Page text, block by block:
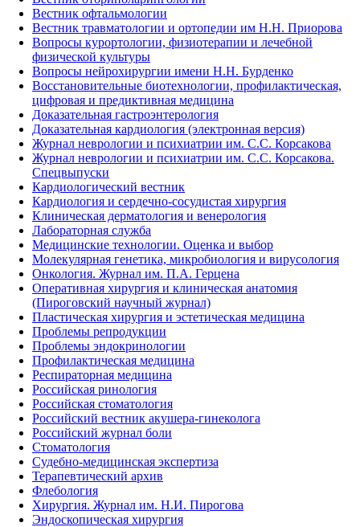
Вестник офтальмологии
Вестник травматологии и ортопедии им Н.Н. Приорова
Вопросы курортологии, физиотерапии и лечебной
физической культуры
Вопросы нейрохирургии имени Н.Н. Бурденко
Восстановительные биотехнологии, профилактическая,
цифровая и предиктивная медицина
Доказательная гастроэнтерология
Доказательная кардиология (электронная версия)
Журнал неврологии и психиатрии им. С.С. Корсакова
Журнал неврологии и психиатрии им. С.С. Корсакова.
Спецвыпуски
Кардиологический вестник
Кардиология и сердечно-сосудистая хирургия
Клиническая дерматология и венерология
Лабораторная служба
Медицинские технологии. Оценка и выбор
Молекулярная генетика, микробиология и вирусология
Онкология. Журнал им. П.А. Герцена
Оперативная хирургия и клиническая анатомия
(Пироговский научный журнал)
Пластическая хирургия и эстетическая медицина
Проблемы репродукции
Проблемы эндокринологии
Профилактическая медицина
Респираторная медицина
Российская ринология
Российская стоматология
Российский вестник акушера-гинеколога
Российский журнал боли
Стоматология
Судебно-медицинская экспертиза
Терапевтический архив
Флебология
Хирургия. Журнал им. Н.И. Пирогова
Эндоскопическая хирургия